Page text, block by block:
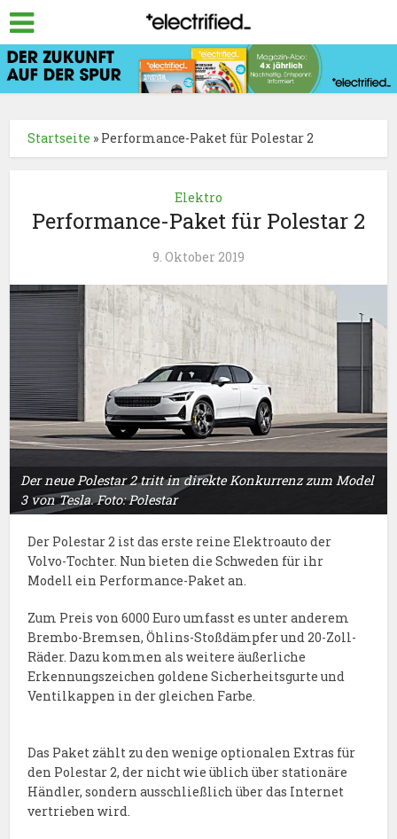
Startseite » Performance-Paket für Polestar 2
Elektro
Performance-Paket für Polestar 2
9. Oktober 2019
Der neue Polestar 2 tritt in direkte Konkurrenz zum Model
3 von Tesla. Foto: Polestar
Der Polestar 2 ist das erste reine Elektroauto der
Volvo-Tochter. Nun bieten die Schweden für ihr
Modell ein Performance-Paket an.
Zum Preis von 6000 Euro umfasst es unter anderem
Brembo-Bremsen, Öhlins-Stoßdämpfer und 20-Zoll-
Räder. Dazu kommen als weitere äußerliche
Erkennungszeichen goldene Sicherheitsgurte und
Ventilkappen in der gleichen Farbe.
Das Paket zählt zu den wenige optionalen Extras für
den Polestar 2, der nicht wie üblich über stationäre
Händler, sondern ausschließlich über das Internet
vertrieben wird.